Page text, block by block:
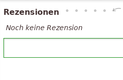
Rezensionen
Noch keine Rezension